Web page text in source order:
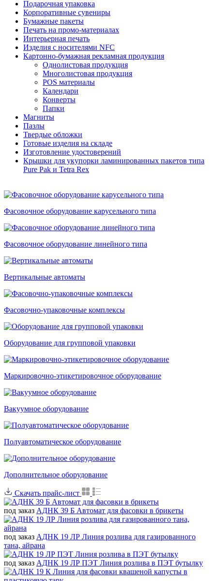
Подарочная упаковка
Корпоративные сувениры
Бумажные пакеты
Печать на промо-материалах
Интерьерная печать
Изделия с носителями NFC
Картонно-бумажная рекламная продукция
Однолистовая продукция
Многолистовая продукция
POS материалы
Календари
Конверты
Папки
Магниты
Пазлы
Твердые обложки
Готовые изделия на складе
Изготовление удостоверений
Крышки для укупорки ламинированных пакетов типа
Pure Pak и Tetra Rex
Фасовочное оборудование карусельного типа
Фасовочное оборудование линейного типа
Вертикальные автоматы
Фасовочно-упаковочные комплексы
Оборудование для групповой упаковки
Маркировочно-этикетировочное оборудование
Вакуумное оборудование
Полуавтоматическое оборудование
Дополнительное оборудование
Скачать прайс-лист
под заказ АДНК 39 Б Автомат для фасовки в брикеты
под заказ АДНК 19 ЛР Линия розлива для газированного
тана, айрана
под заказ АДНК 19 ЛР ПЭТ Линия розлива в ПЭТ бутылку